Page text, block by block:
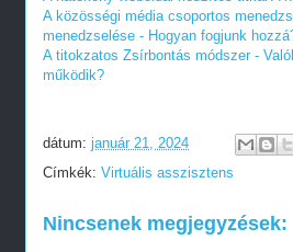
A közösségi média csoportos
menedzselése - Hogyan fogjunk
A titokzatos Zsírbontás módszer -
működik?
dátum: január 21, 2024
Címkék: Virtuális asszisztens
Nincsenek megjegyzések: